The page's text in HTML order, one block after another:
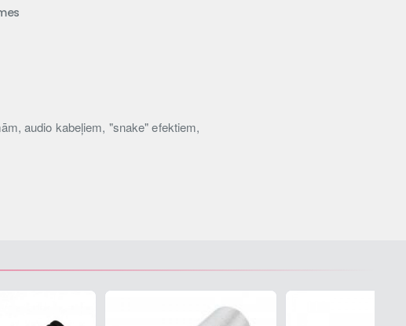
audio kabeļiem, "snake" efektiem,